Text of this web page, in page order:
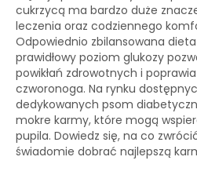
cukrzycą ma bardzo duże
leczenia oraz codziennego
Odpowiednio zbilansowana
prawidłowy poziom glukozy
powikłań zdrowotnych i
czworonoga. Na rynku
dedykowanych psom
mokre karmy, które mogą
pupila. Dowiedz się, na co
świadomie dobrać najlepszą